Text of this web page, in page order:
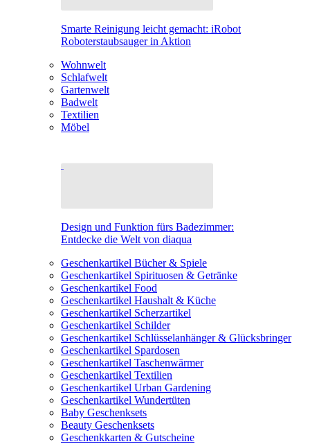
Smarte Reinigung leicht gemacht: iRobot
Roboterstaubsauger in Aktion
Wohnwelt
Schlafwelt
Gartenwelt
Badwelt
Textilien
Möbel
Design und Funktion fürs Badezimmer:
Entdecke die Welt von diaqua
Geschenkartikel Bücher & Spiele
Geschenkartikel Spirituosen & Getränke
Geschenkartikel Food
Geschenkartikel Haushalt & Küche
Geschenkartikel Scherzartikel
Geschenkartikel Schilder
Geschenkartikel Schlüsselanhänger & Glücksbringer
Geschenkartikel Spardosen
Geschenkartikel Taschenwärmer
Geschenkartikel Textilien
Geschenkartikel Urban Gardening
Geschenkartikel Wundertüten
Baby Geschenksets
Beauty Geschenksets
Geschenkkarten & Gutscheine